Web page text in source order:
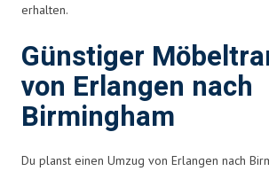
erhalten.
Günstiger
von Erlangen nach
Birmingham
Du planst einen Umzug von Erlangen nach